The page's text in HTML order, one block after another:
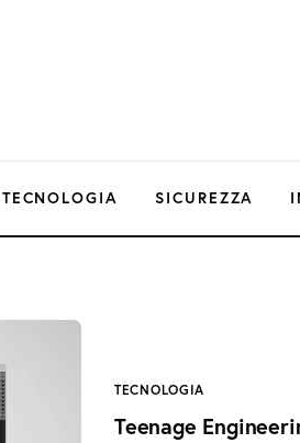
TECNOLOGIA SICUREZZA
TECNOLOGIA
Teenage